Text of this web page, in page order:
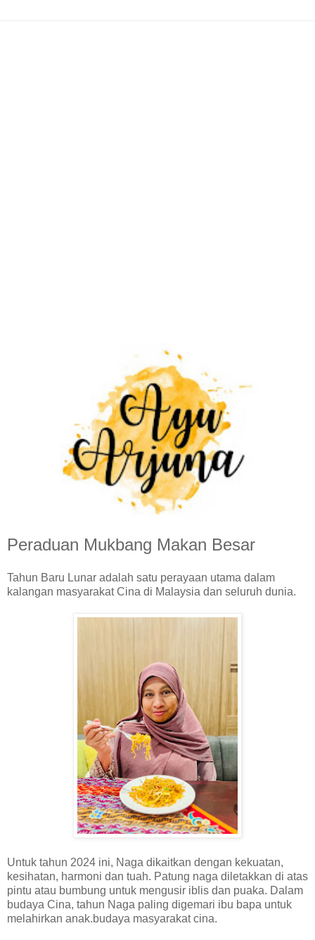
Peraduan Mukbang Makan Besar
Tahun Baru Lunar adalah satu perayaan utama dalam
kalangan masyarakat Cina di Malaysia dan seluruh dunia.
Untuk tahun 2024 ini, Naga dikaitkan dengan kekuatan,
kesihatan, harmoni dan tuah. Patung naga diletakkan di atas
pintu atau bumbung untuk mengusir iblis dan puaka. Dalam
budaya Cina, tahun Naga paling digemari ibu bapa untuk
melahirkan anak.budaya masyarakat cina.